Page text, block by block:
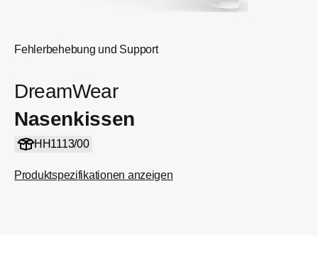
Fehlerbehebung und Support
DreamWear
Nasenkissen
HH1113/00
Produktspezifikationen anzeigen